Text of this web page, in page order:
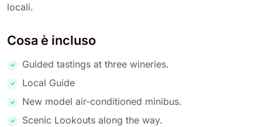
locali.
Cosa è incluso
Guided tastings at three wineries.
Local Guide
New model air-conditioned minibus.
Scenic Lookouts along the way.